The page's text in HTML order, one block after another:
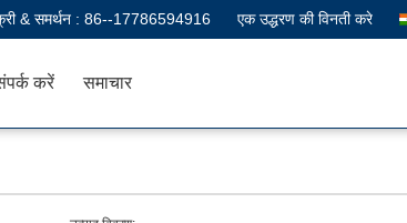
& समर्थन : 86--17786594916 एक उद्धरण की विनती करे
करें समाचार